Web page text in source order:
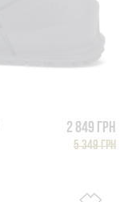
2 849 грн
5 349 грн